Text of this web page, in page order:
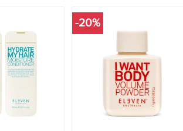
-20%